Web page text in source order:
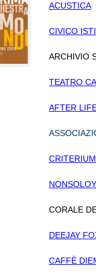
ACUSTICA
CIVICO
ARCHIVIO
TEATRO
AFTER
CORALE
DEEJAY
CAFFÈ